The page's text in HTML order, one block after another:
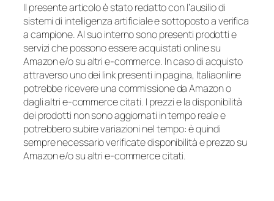
Il presente articolo è stato redatto con l’ausilio di
sistemi di intelligenza artificiale e sottoposto a verifica
a campione. Al suo interno sono presenti prodotti e
servizi che possono essere acquistati online su
Amazon e/o su altri e-commerce. In caso di acquisto
attraverso uno dei link presenti in pagina, Italiaonline
potrebbe ricevere una commissione da Amazon o
dagli altri e-commerce citati. I prezzi e la disponibilità
dei prodotti non sono aggiornati in tempo reale e
potrebbero subire variazioni nel tempo: è quindi
sempre necessario verificate disponibilità e prezzo su
Amazon e/o su altri e-commerce citati.